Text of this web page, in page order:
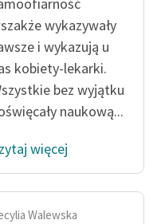
wykazywały
i wykazują u
kobiety-lekarki.
bez wyjątku
naukową...
więcej
Walewska